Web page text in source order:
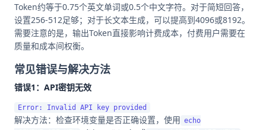
Token约等于0.75个英文单词或0.5个中文字符。对于简短回答，
设置256-512足够；对于长文本生成，可以提高到4096或8192。
需要注意的是，输出Token直接影响计费成本，付费用户需要在
质量和成本间权衡。
常见错误与解决方法
错误1：API密钥无效
解决方法：检查环境变量是否正确设置，使用 echo